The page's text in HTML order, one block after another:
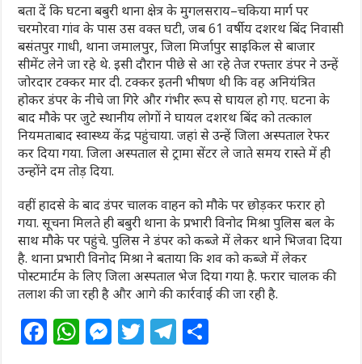
बता दें कि घटना बबुरी थाना क्षेत्र के मुगलसराय–चकिया मार्ग पर
चरमोरवा गांव के पास उस वक्त घटी, जब 61 वर्षीय दशरथ बिंद निवासी
बसंतपुर गाधी, थाना जमालपुर, जिला मिर्जापुर साइकिल से बाजार
सीमेंट लेने जा रहे थे. इसी दौरान पीछे से आ रहे तेज रफ्तार डंपर ने उन्हें
जोरदार टक्कर मार दी. टक्कर इतनी भीषण थी कि वह अनियंत्रित
होकर डंपर के नीचे जा गिरे और गंभीर रूप से घायल हो गए. घटना के
बाद मौके पर जुटे स्थानीय लोगों ने घायल दशरथ बिंद को तत्काल
नियमताबाद स्वास्थ्य केंद्र पहुंचाया. जहां से उन्हें जिला अस्पताल रेफर
कर दिया गया. जिला अस्पताल से ट्रामा सेंटर ले जाते समय रास्ते में ही
उन्होंने दम तोड़ दिया.
वहीं हादसे के बाद डंपर चालक वाहन को मौके पर छोड़कर फरार हो
गया. सूचना मिलते ही बबुरी थाना के प्रभारी विनोद मिश्रा पुलिस बल के
साथ मौके पर पहुंचे. पुलिस ने डंपर को कब्जे में लेकर थाने भिजवा दिया
है. थाना प्रभारी विनोद मिश्रा ने बताया कि शव को कब्जे में लेकर
पोस्टमार्टम के लिए जिला अस्पताल भेज दिया गया है. फरार चालक की
तलाश की जा रही है और आगे की कार्रवाई की जा रही है.
F W M T T